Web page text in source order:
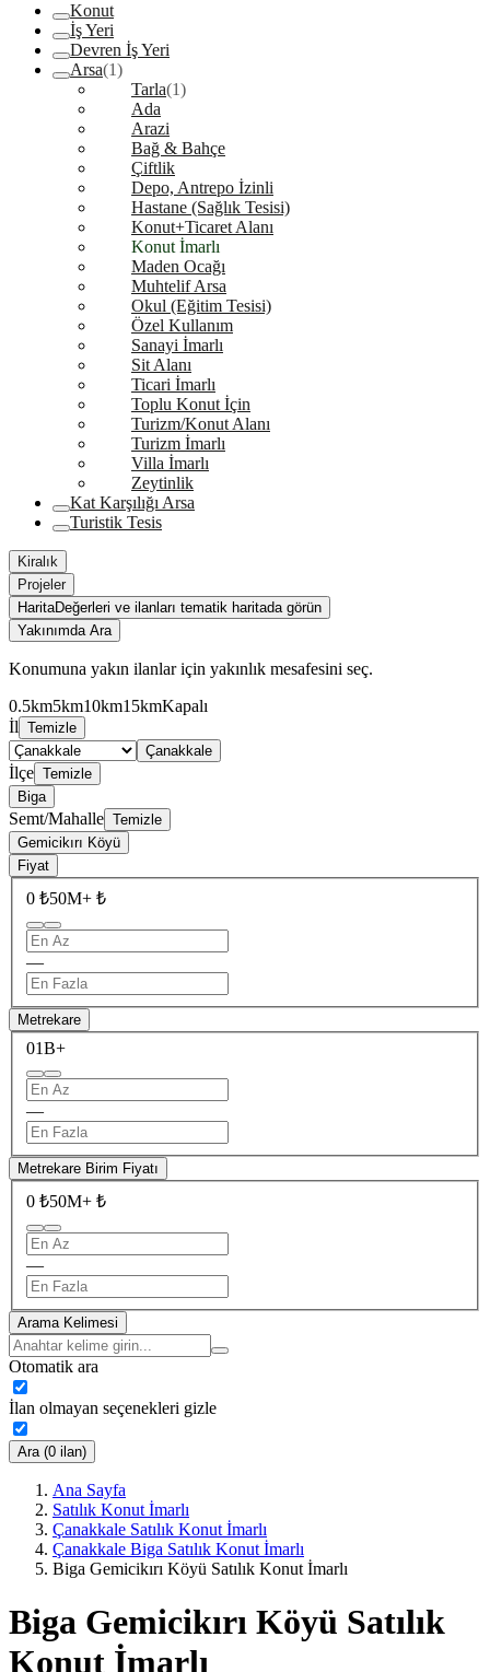
Konut
İş Yeri
Devren İş Yeri
Arsa(1)
Tarla(1)
Ada
Arazi
Bağ & Bahçe
Çiftlik
Depo, Antrepo İzinli
Hastane (Sağlık Tesisi)
Konut+Ticaret Alanı
Konut İmarlı
Maden Ocağı
Muhtelif Arsa
Okul (Eğitim Tesisi)
Özel Kullanım
Sanayi İmarlı
Sit Alanı
Ticari İmarlı
Toplu Konut İçin
Turizm/Konut Alanı
Turizm İmarlı
Villa İmarlı
Zeytinlik
Kat Karşılığı Arsa
Turistik Tesis
Kiralık
Projeler
HaritaDeğerleri ve ilanları tematik haritada görün
Yakınımda Ara
Konumuna yakın ilanlar için yakınlık mesafesini seç.
0.5km5km10km15kmKapalı
İl Temizle
Çanakkale
İlçe Temizle
Biga
Semt/Mahalle Temizle
Gemicikırı Köyü
Fiyat
0 ₺50M+ ₺
—
Metrekare
01B+
—
Metrekare Birim Fiyatı
0 ₺50M+ ₺
—
Arama Kelimesi
Otomatik ara
İlan olmayan seçenekleri gizle
Ara (0 ilan)
Ana Sayfa
Satılık Konut İmarlı
Çanakkale Satılık Konut İmarlı
Çanakkale Biga Satılık Konut İmarlı
Biga Gemicikırı Köyü Satılık Konut İmarlı
Biga Gemicikırı Köyü Satılık
Konut İmarlı